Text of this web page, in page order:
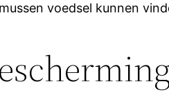
voedsel kunnen